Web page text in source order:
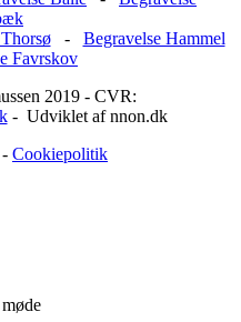
- Begravelse Hammel
Favrskov
2019 - CVR:
- Udviklet af nnon.dk
- Cookiepolitik